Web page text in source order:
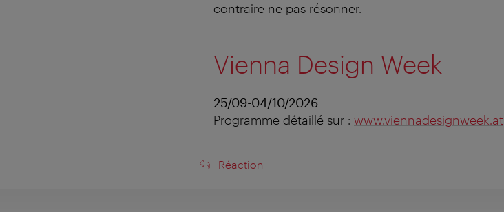
contraire ne pas résonner.
Vienna Design Week
25/09-04/10/2026
Programme détaillé sur : www.viennadesignweek.at
Réaction
Réaction